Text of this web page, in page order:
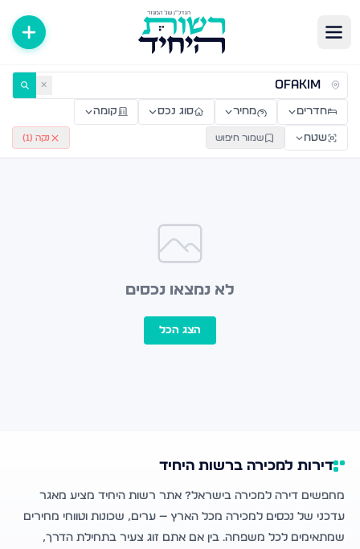
דירות למכירה ולהשכרה — רשות היחיד ✕
חדרים מחיר סוג נכס קומה
שטח שמור חיפוש נקה ( 1
)
לא נמצאו נכסים
הצג הכל
דירות למכירה ברשות היחיד
מחפשים דירה למכירה בישראל? אתר רשות היחיד מציע מאגר
עדכני של נכסים למכירה מכל הארץ — ערים, שכונות וטווחי מחירים
שמתאימים לכל משפחה. בין אם אתם זוג צעיר בתחילת הדרך,